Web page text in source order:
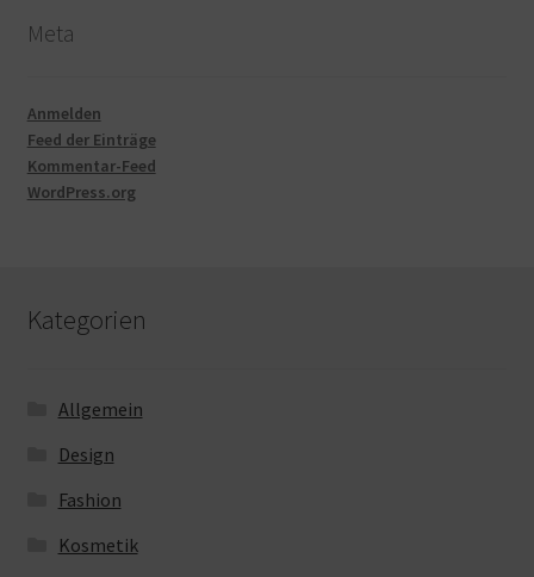
Meta
Anmelden
Feed der Einträge
Kommentar-Feed
WordPress.org
Kategorien
Allgemein
Design
Fashion
Kosmetik